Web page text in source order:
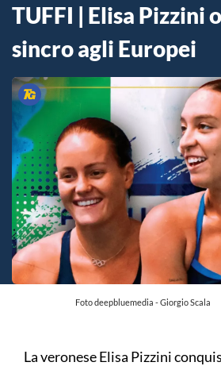
TUFFI | Elisa Pizzini
sincro agli Europei
Foto deepbluemedia - Giorgio Scala
La veronese Elisa Pizzini